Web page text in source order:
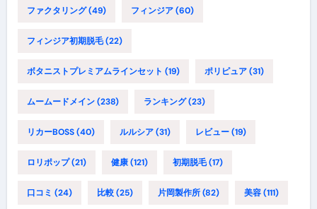
ファクタリング(49) フィンジア(60)
フィンジア初期脱毛(22)
ボタニストプレミアムラインセット (19) ポリピュア(31)
ムームードメイン(238) ランキング(23)
リカーBOSS(40) ルルシア(31) レビュー(19)
ロリポップ(21) 健康(121) 初期脱毛(17)
口コミ (24) 比較(25) 片岡製作所(82) 美容(111)